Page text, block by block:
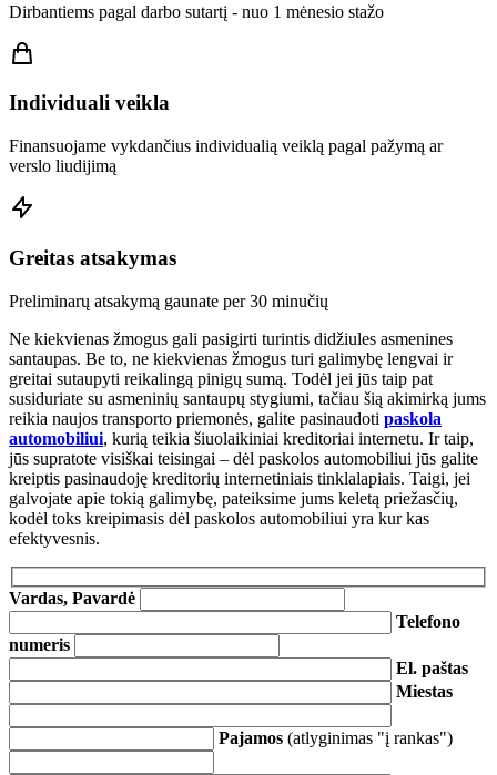
Dirbantiems pagal darbo sutartį - nuo 1 mėnesio stažo
Individuali veikla
Finansuojame vykdančius individualią veiklą pagal pažymą ar
verslo liudijimą
Greitas atsakymas
Preliminarų atsakymą gaunate per 30 minučių
Ne kiekvienas žmogus gali pasigirti turintis didžiules asmenines
santaupas. Be to, ne kiekvienas žmogus turi galimybę lengvai ir
greitai sutaupyti reikalingą pinigų sumą. Todėl jei jūs taip pat
susiduriate su asmeninių santaupų stygiumi, tačiau šią akimirką jums
reikia naujos transporto priemonės, galite pasinaudoti paskola
automobiliui, kurią teikia šiuolaikiniai kreditoriai internetu. Ir taip,
jūs supratote visiškai teisingai – dėl paskolos automobiliui jūs galite
kreiptis pasinaudoję kreditorių internetiniais tinklalapiais. Taigi, jei
galvojate apie tokią galimybę, pateiksime jums keletą priežasčių,
kodėl toks kreipimasis dėl paskolos automobiliui yra kur kas
efektyvesnis.
Vardas, Pavardė
Telefono
numeris
El. paštas
Miestas
Pajamos (atlyginimas "į rankas")